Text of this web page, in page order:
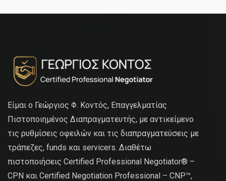
Είμαι ο Γεώργιος Φ. Κοντός, Επαγγελματίας
Πιστοποιημένος Διαπραγματευτής, με αντικείμενο
τις ρυθμίσεις οφειλών και τις διαπραγματεύσεις με
τράπεζες, funds και servicers. Διαθέτω
πιστοποιήσεις Certified Professional Negotiator® –
CPN και Certified Negotiation Professional – CNP™,